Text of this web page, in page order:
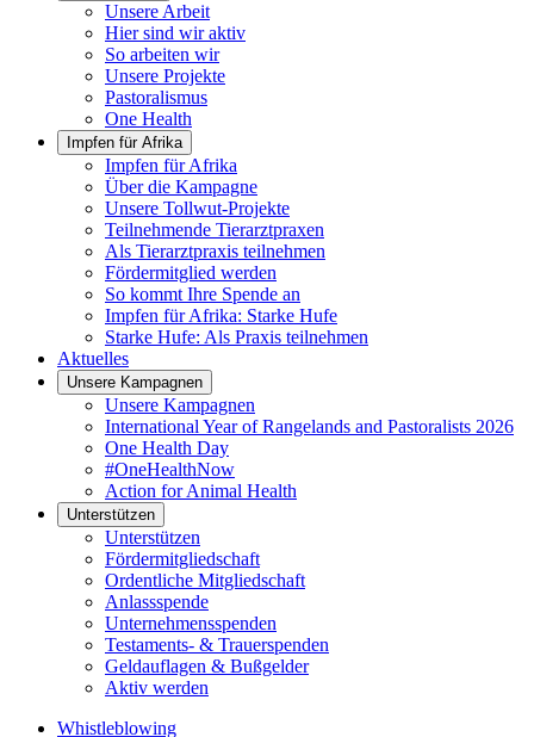
Unsere Arbeit
Hier sind wir aktiv
So arbeiten wir
Unsere Projekte
Pastoralismus
One Health
Impfen für Afrika
Impfen für Afrika
Über die Kampagne
Unsere Tollwut-Projekte
Teilnehmende Tierarztpraxen
Als Tierarztpraxis teilnehmen
Fördermitglied werden
So kommt Ihre Spende an
Impfen für Afrika: Starke Hufe
Starke Hufe: Als Praxis teilnehmen
Aktuelles
Unsere Kampagnen
Unsere Kampagnen
International Year of Rangelands and Pastoralists 2026
One Health Day
#OneHealthNow
Action for Animal Health
Unterstützen
Unterstützen
Fördermitgliedschaft
Ordentliche Mitgliedschaft
Anlassspende
Unternehmensspenden
Testaments- & Trauerspenden
Geldauflagen & Bußgelder
Aktiv werden
Whistleblowing